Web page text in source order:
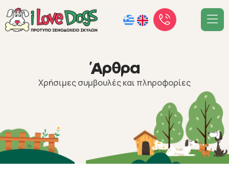
Άρθρα
Χρήσιμες συμβουλές και πληροφορίες